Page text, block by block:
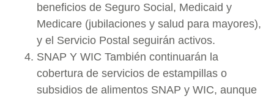
beneficios de Seguro Social, Medicaid y
Medicare (jubilaciones y salud para mayores),
y el Servicio Postal seguirán activos.
SNAP Y WIC También continuarán la
cobertura de servicios de estampillas o
subsidios de alimentos SNAP y WIC, aunque